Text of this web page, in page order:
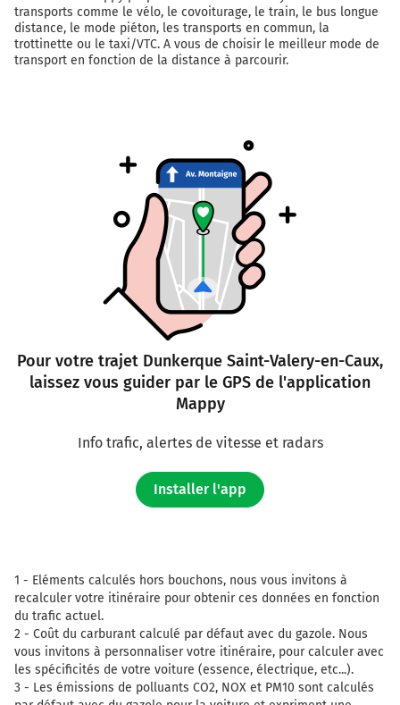
transports comme le vélo, le covoiturage, le train, le bus longue
distance, le mode piéton, les transports en commun, la
trottinette ou le taxi/VTC. A vous de choisir le meilleur mode de
transport en fonction de la distance à parcourir.
Pour votre trajet Dunkerque Saint-Valery-en-Caux,
laissez vous guider par le GPS de l'application
Mappy
Info trafic, alertes de vitesse et radars
Installer l'app
1 - Eléments calculés hors bouchons, nous vous invitons à
recalculer votre itinéraire pour obtenir ces données en fonction
du trafic actuel.
2 - Coût du carburant calculé par défaut avec du gazole. Nous
vous invitons à personnaliser votre itinéraire, pour calculer avec
les spécificités de votre voiture (essence, électrique, etc...).
3 - Les émissions de polluants CO2, NOX et PM10 sont calculés